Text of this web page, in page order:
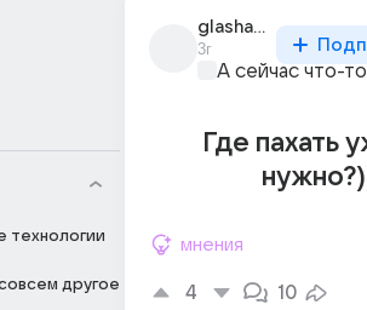
технологии
другое
glasha_vorona
3г
А сейчас что-
Где пахать
мнения
4 10